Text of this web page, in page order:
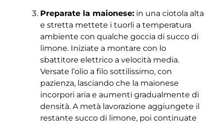
Preparate la maionese:in una ciotola alta
e stretta mettete i tuorli a temperatura
ambiente con qualche goccia di succo di
limone. Iniziate a montare con lo
sbattitore elettrico a velocità media.
Versate l’olio a filo sottilissimo, con
pazienza, lasciando che la maionese
incorpori aria e aumenti gradualmente di
densità. A metà lavorazione aggiungete il
restante succo di limone, poi continuate